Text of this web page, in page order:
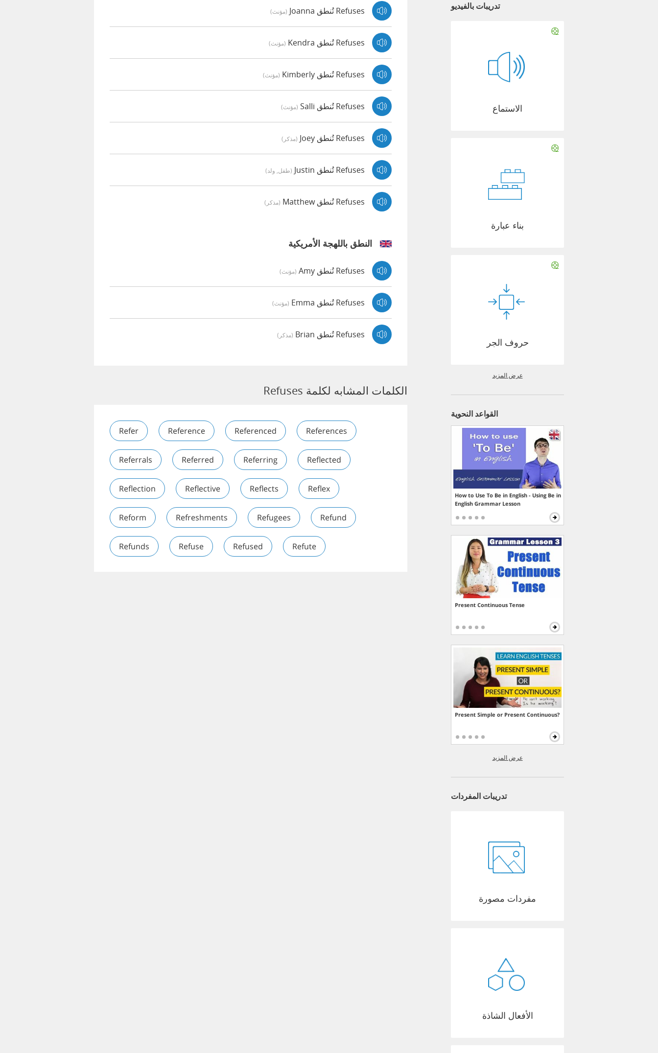
Refuses تُنطق Joanna (مؤنث)
Refuses تُنطق Kendra (مؤنث)
Refuses تُنطق Kimberly (مؤنث)
Refuses تُنطق Salli (مؤنث)
Refuses تُنطق Joey (مذكر)
Refuses تُنطق Justin (طفل, ولد)
Refuses تُنطق Matthew (مذكر)
النطق باللهجة الأمريكية
Refuses تُنطق Amy (مؤنث)
Refuses تُنطق Emma (مؤنث)
Refuses تُنطق Brian (مذكر)
الكلمات المشابه لكلمة Refuses
Refer Reference Referenced References
Referrals Referred Referring Reflected
Reflection Reflective Reflects Reflex
Reform Refreshments Refugees Refund
Refunds Refuse Refused Refute
تدريبات بالفيديو
الاستماع
بناء عبارة
حروف الجر
عرض المزيد
القواعد النحوية
How to Use To Be in English - Using Be in
English Grammar Lesson
Present Continuous Tense
Present Simple or Present Continuous?
عرض المزيد
تدريبات المفردات
مفردات مصورة
الأفعال الشاذة